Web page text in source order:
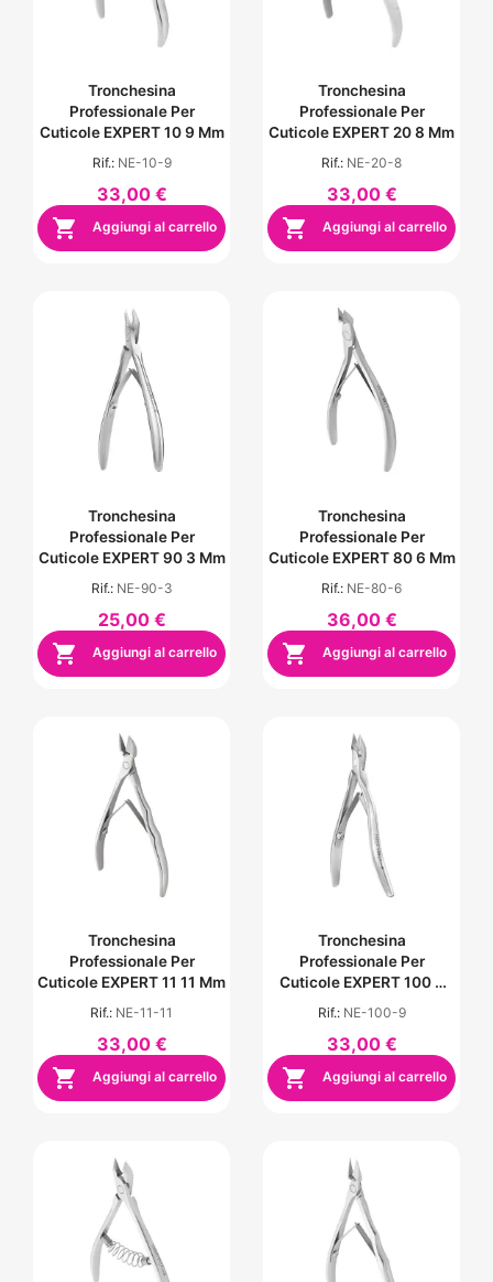
Tronchesina
Professionale Per
Cuticole EXPERT 10 9 Mm
Rif.: NE-10-9
33,00 €
 Aggiungi al carrello
Tronchesina
Professionale Per
Cuticole EXPERT 20 8 Mm
Rif.: NE-20-8
33,00 €
 Aggiungi al carrello
Tronchesina
Professionale Per
Cuticole EXPERT 90 3 Mm
Rif.: NE-90-3
25,00 €
 Aggiungi al carrello
Tronchesina
Professionale Per
Cuticole EXPERT 80 6 Mm
Rif.: NE-80-6
36,00 €
 Aggiungi al carrello
Tronchesina
Professionale Per
Cuticole EXPERT 11 11 Mm
Rif.: NE-11-11
33,00 €
 Aggiungi al carrello
Tronchesina
Professionale Per
Cuticole EXPERT 100 9
Rif.: NE-100-9
33,00 €
 Aggiungi al carrello